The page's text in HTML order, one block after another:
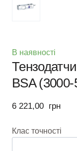
В наявності
BSA (3000-
6 221,00  грн
Клас точності